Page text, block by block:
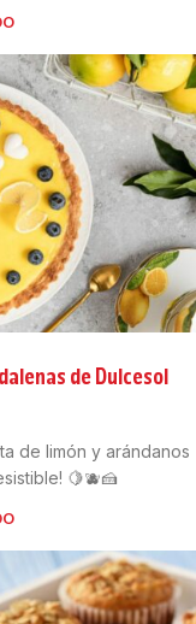
de Dulcesol
de limón y arándanos
🍋🫐🍰